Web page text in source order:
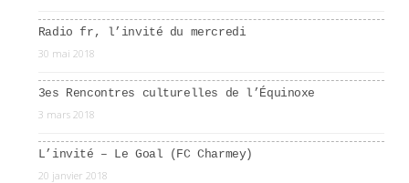
Radio fr, l’invité du mercredi
30 mai 2018
3es Rencontres culturelles de l’Équinoxe
3 mars 2018
L’invité – Le Goal (FC Charmey)
20 janvier 2018